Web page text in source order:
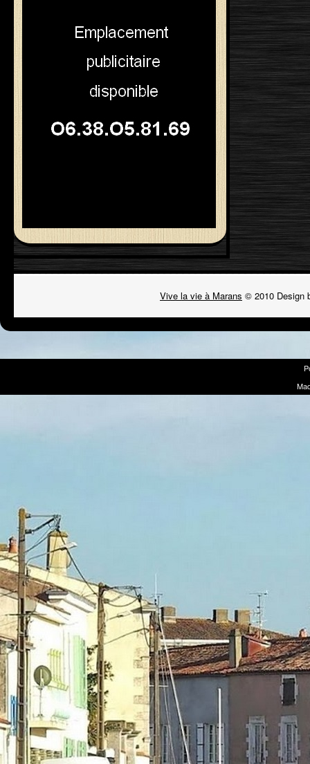
Vive la vie à Marans © 2010 Design